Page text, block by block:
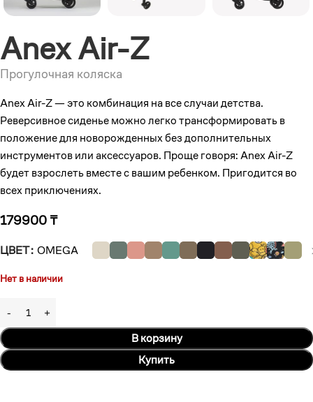
Anex Air-Z
Прогулочная коляска
Anex Air-Z — это комбинация на все случаи детства.
Реверсивное сиденье можно легко трансформировать в
положение для новорожденных без дополнительных
инструментов или аксессуаров. Проще говоря: Anex Air-Z
будет взрослеть вместе с вашим ребенком. Пригодится во
всех приключениях.
179900 ₸
ЦВЕТ OMEGA
Нет в наличии
В корзину
Купить